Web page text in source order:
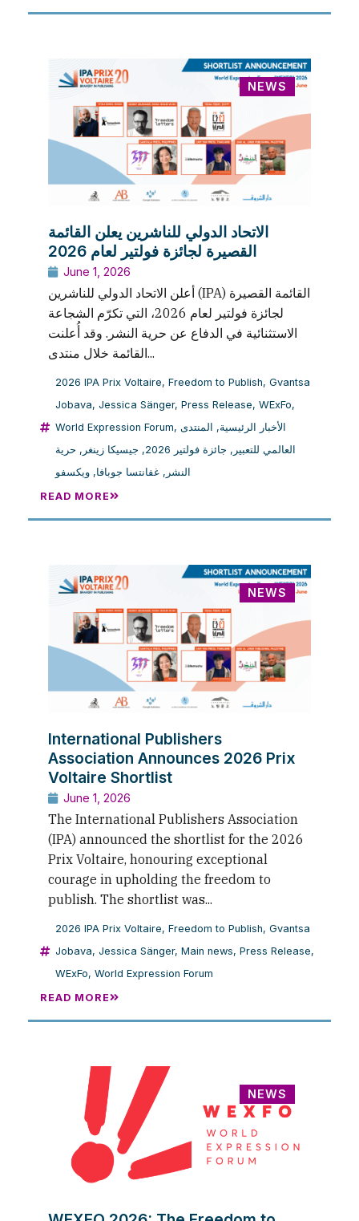
NEWS
الاتحاد الدولي للناشرين يعلن القائمة
القصيرة لجائزة فولتير لعام 2026
June 1, 2026
أعلن الاتحاد الدولي للناشرين (IPA) القائمة القصيرة
لجائزة فولتير لعام 2026، التي تكرّم الشجاعة
الاستثنائية في الدفاع عن حرية النشر. وقد أُعلنت
القائمة خلال منتدى...
2026 IPA Prix Voltaire, Freedom to Publish, Gvantsa
Jobava, Jessica Sänger, Press Release, WExFo,
World Expression Forum, الأخبار الرئيسية, المنتدى
العالمي للتعبير , جائزة فولتير 2026 , جيسيكا زينغر , حرية
النشر , غفانتسا جوبافا, ويكسفو
READ MORE
NEWS
International Publishers
Association Announces 2026 Prix
Voltaire Shortlist
June 1, 2026
The International Publishers Association
(IPA) announced the shortlist for the 2026
Prix Voltaire, honouring exceptional
courage in upholding the freedom to
publish. The shortlist was...
2026 IPA Prix Voltaire, Freedom to Publish, Gvantsa
Jobava, Jessica Sänger, Main news, Press Release,
WExFo, World Expression Forum
READ MORE
NEWS